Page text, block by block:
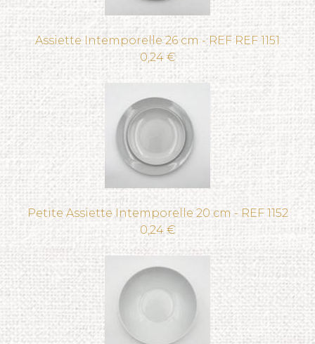
Assiette Intemporelle 26 cm - REF REF 1151
0,24 €
Petite Assiette Intemporelle 20 cm - REF 1152
0,24 €